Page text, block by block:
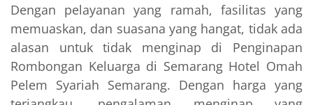
Dengan pelayanan yang ramah, fasilitas yang
memuaskan, dan suasana yang hangat, tidak ada
alasan untuk tidak menginap di Penginapan
Rombongan Keluarga di Semarang Hotel Omah
Pelem Syariah Semarang. Dengan harga yang